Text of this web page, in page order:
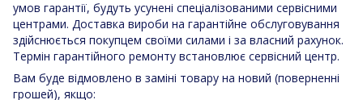
умов гарантії, будуть усунені спеціалізованими сервісними
центрами. Доставка вироби на гарантійне обслуговування
здійснюється покупцем своїми силами і за власний рахунок.
Термін гарантійного ремонту встановлює сервісний центр.
Вам буде відмовлено в заміні товару на новий (поверненні
грошей), якщо: